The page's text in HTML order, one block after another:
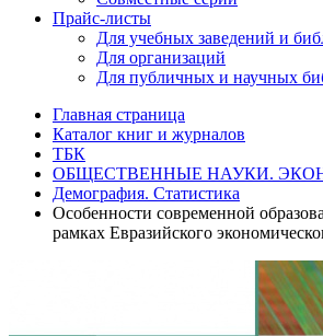
Прайс-листы
Для учебных заведений и
Для организаций
Для публичных и научных
Главная страница
Каталог книг и журналов
ТБК
ОБЩЕСТВЕННЫЕ НАУКИ.
Демография. Статистика
Особенности современной
рамках Евразийского